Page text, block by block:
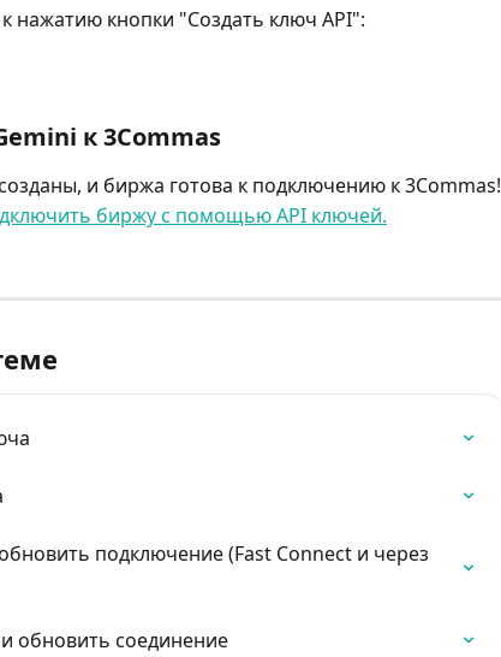
нажатию кнопки "Создать ключ API":
к 3Commas
и биржа готова к подключению к 3Commas!
биржу с помощью API ключей.
подключение (Fast Connect и через
обновить соединение